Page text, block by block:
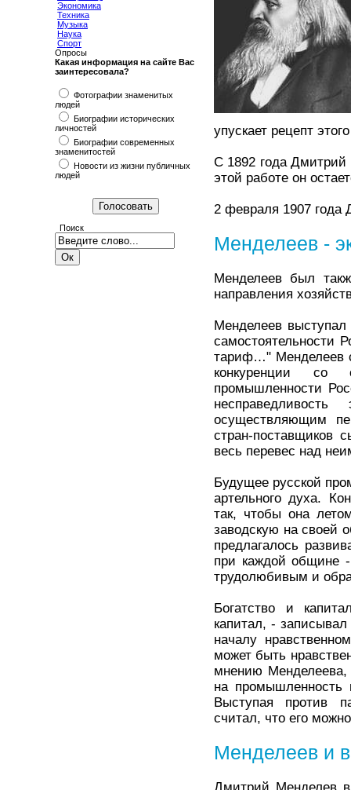
Экономика
Техника
Музыка
Наука
Спорт
Опросы
Какая информация на сайте Вас
заинтересовала?
Фотографии знаменитых
людей
Биографии исторических
личностей
Биографии современных
знаменитостей
Новости из жизни публичных
людей
Поиск
упускает рецепт
С 1892 года Дмитрий
этой работе он
2 февраля 1907 года
Менделеев -
Менделеев был
направления
Менделеев выступал
самостоятельности
тариф…" Менделеев
конкуренции со
промышленности
осуществляющим
стран-поставщиков
весь перевес над
Будущее русской
артельного духа.
так, чтобы она
заводскую на своей
предлагалось
при каждой общине
трудолюбивым и
Богатство и
капитал, -
началу
может быть
мнению Менделеева,
на промышленность
Выступая против
считал, что его
Менделеев и